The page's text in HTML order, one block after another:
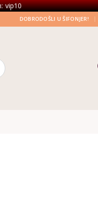
vip10
DOBRODOŠLI U ŠIFONJER! |